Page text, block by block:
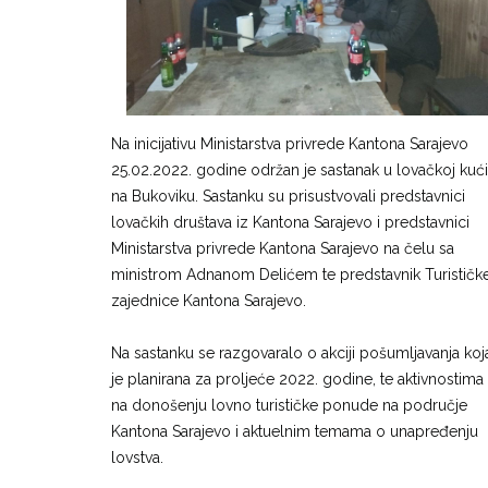
Na inicijativu Ministarstva privrede Kantona Sarajevo
25.02.2022. godine održan je sastanak u lovačkoj kući
na Bukoviku. Sastanku su prisustvovali predstavnici
lovačkih društava iz Kantona Sarajevo i predstavnici
Ministarstva privrede Kantona Sarajevo na čelu sa
ministrom Adnanom Delićem te predstavnik
zajednice Kantona Sarajevo.
Na sastanku se razgovaralo o akciji pošumljavanja
je planirana za proljeće 2022. godine, te aktivnostima
na donošenju lovno turističke ponude na područje
Kantona Sarajevo i aktuelnim temama o unapređenju
lovstva.